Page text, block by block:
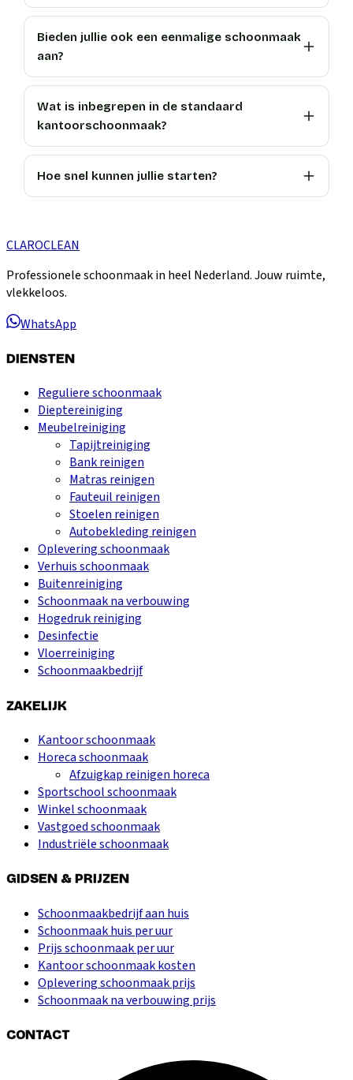
Bieden jullie ook een eenmalige schoonmaak
aan?
Wat is inbegrepen in de standaard
kantoorschoonmaak?
Hoe snel kunnen jullie starten?
CLAROCLEAN
Professionele schoonmaak in heel Nederland. Jouw ruimte,
vlekkeloos.
WhatsApp
DIENSTEN
Reguliere schoonmaak
Dieptereiniging
Meubelreiniging
Tapijtreiniging
Bank reinigen
Matras reinigen
Fauteuil reinigen
Stoelen reinigen
Autobekleding reinigen
Oplevering schoonmaak
Verhuis schoonmaak
Buitenreiniging
Schoonmaak na verbouwing
Hogedruk reiniging
Desinfectie
Vloerreiniging
Schoonmaakbedrijf
ZAKELIJK
Kantoor schoonmaak
Horeca schoonmaak
Afzuigkap reinigen horeca
Sportschool schoonmaak
Winkel schoonmaak
Vastgoed schoonmaak
Industriële schoonmaak
GIDSEN & PRIJZEN
Schoonmaakbedrijf aan huis
Schoonmaak huis per uur
Prijs schoonmaak per uur
Kantoor schoonmaak kosten
Oplevering schoonmaak prijs
Schoonmaak na verbouwing prijs
CONTACT